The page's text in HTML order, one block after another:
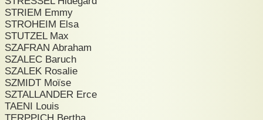
STRIEM Emmy
STROHEIM Elsa
STUTZEL Max
SZAFRAN Abraham
SZALEC Baruch
SZALEK Rosalie
SZMIDT Moïse
SZTALLANDER Erce
TAENI Louis